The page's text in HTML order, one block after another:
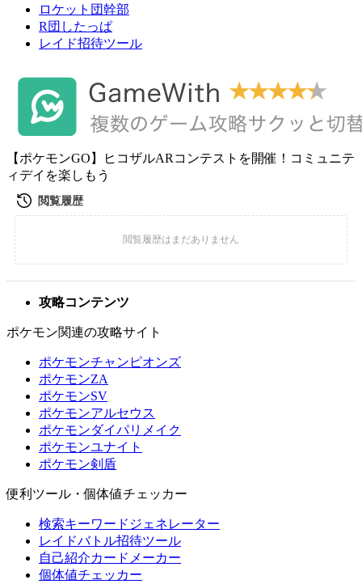
ロケット団幹部
R団したっぱ
レイド招待ツール
【ポケモンGO】ヒコザルARコンテストを開催！コミュニテ
ィデイを楽しもう
攻略コンテンツ
ポケモン関連の攻略サイト
ポケモンチャンピオンズ
ポケモンZA
ポケモンSV
ポケモンアルセウス
ポケモンダイパリメイク
ポケモンユナイト
ポケモン剣盾
便利ツール・個体値チェッカー
検索キーワードジェネレーター
レイドバトル招待ツール
自己紹介カードメーカー
個体値チェッカー